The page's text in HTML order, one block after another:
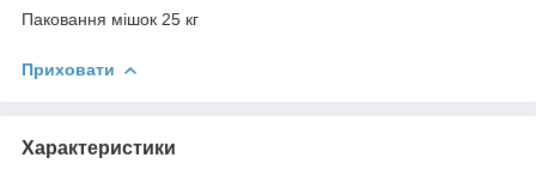
Паковання мішок 25 кг
Приховати
Характеристики